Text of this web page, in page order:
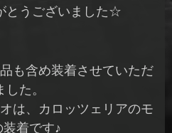
とうございました☆
も含め装着させていただ
した。
は、カロッツェリアのモ
装着です♪